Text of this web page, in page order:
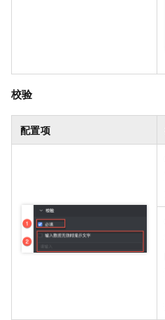
校验
配置项